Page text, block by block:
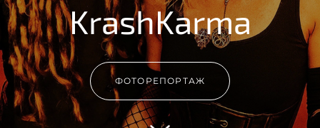
KrashKarma
ФОТОРЕПОРТАЖ